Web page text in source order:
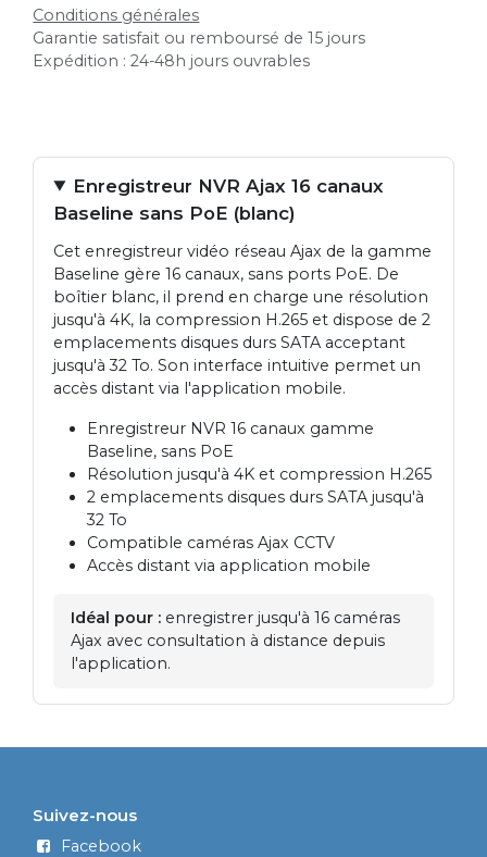
Conditions générales
Garantie satisfait ou remboursé de 15 jours
Expédition : 24-48h jours ouvrables
Enregistreur NVR Ajax 16 canaux
Baseline sans PoE (blanc)
Cet enregistreur vidéo réseau Ajax de la gamme
Baseline gère 16 canaux, sans ports PoE. De
boîtier blanc, il prend en charge une résolution
jusqu'à 4K, la compression H.265 et dispose de 2
emplacements disques durs SATA acceptant
jusqu'à 32 To. Son interface intuitive permet un
accès distant via l'application mobile.
Enregistreur NVR 16 canaux gamme
Baseline, sans PoE
Résolution jusqu'à 4K et compression H.265
2 emplacements disques durs SATA jusqu'à
32 To
Compatible caméras Ajax CCTV
Accès distant via application mobile
Idéal pour : enregistrer jusqu'à 16 caméras
Ajax avec consultation à distance depuis
l'application.
Suivez-nous
Facebook